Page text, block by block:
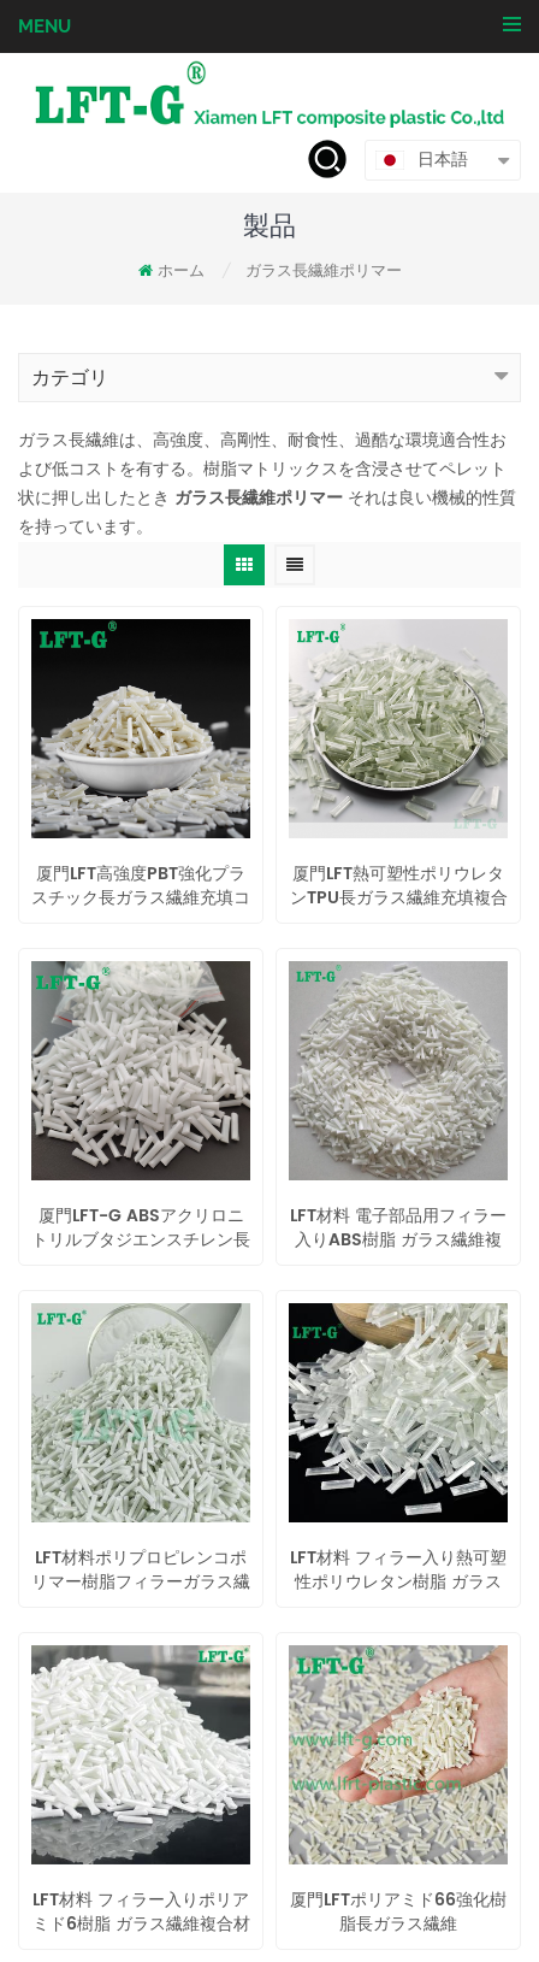
MENU
日本語
製品
ホーム ガラス長繊維ポリマー
カテゴリ
ガラス長繊維は、高強度、高剛性、耐食性、過酷な環境適合性お
よび低コストを有する。樹脂マトリックスを含浸させてペレット
状に押し出したとき ガラス長繊維ポリマー それは良い機械的性質
を持っています。
厦門LFT高強度PBT強化プラ
スチック長ガラス繊維充填コ
厦門LFT熱可塑性ポリウレタ
ンTPU長ガラス繊維充填複合
厦門LFT-G ABSアクリロニ
トリルブタジエンスチレン長
LFT材料 電子部品用フィラー
入りABS樹脂 ガラス繊維複
LFT材料ポリプロピレンコポ
リマー樹脂フィラーガラス繊
LFT材料 フィラー入り熱可塑
性ポリウレタン樹脂 ガラス
LFT材料 フィラー入りポリア
ミド6樹脂 ガラス繊維複合材
厦門LFTポリアミド66強化樹
脂長ガラス繊維